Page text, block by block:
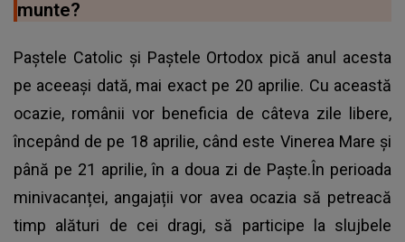
munte?
Paștele Catolic și Paștele Ortodox pică anul acesta
pe aceeași dată, mai exact pe 20 aprilie. Cu această
ocazie, românii vor beneficia de câteva zile libere,
începând de pe 18 aprilie, când este Vinerea Mare și
până pe 21 aprilie, în a doua zi de Paște.În perioada
minivacanței, angajații vor avea ocazia să petreacă
timp alături de cei dragi, să participe la slujbele